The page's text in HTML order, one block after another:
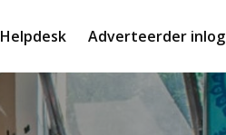
Helpdesk Adverteerder inlog